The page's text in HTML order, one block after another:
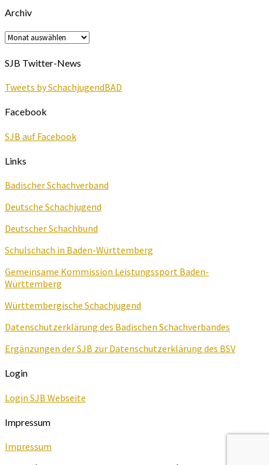
Archiv
Archiv
SJB Twitter-News
Tweets by SchachjugendBAD
Facebook
SJB auf Facebook
Links
Badischer Schachverband
Deutsche Schachjugend
Deutscher Schachbund
Schulschach in Baden-Württemberg
Gemeinsame Kommission Leistungssport Baden-
Württemberg
Württembergische Schachjugend
Datenschutzerklärung des Badischen Schachverbandes
Ergänzungen der SJB zur Datenschutzerklärung des BSV
Login
Login SJB Webseite
Impressum
Impressum